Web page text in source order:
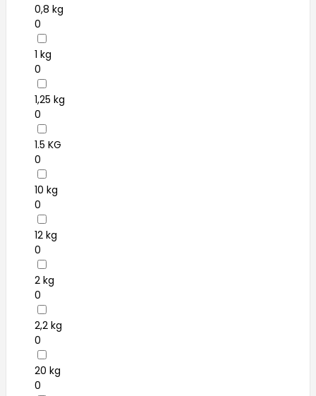
0,8 kg
0
1 kg
0
1,25 kg
0
1.5 KG
0
10 kg
0
12 kg
0
2 kg
0
2,2 kg
0
20 kg
0